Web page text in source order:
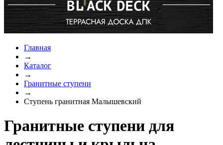
Главная
→
Каталог
→
Гранитные ступени
→
Ступень гранитная Малышевский
Гранитные ступени для